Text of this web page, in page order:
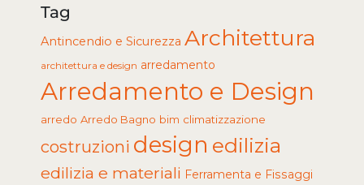
Tag
Antincendio e Sicurezza Architettura
architettura e design arredamento
Arredamento e Design
arredo Arredo Bagno bim climatizzazione
costruzioni design edilizia
edilizia e materiali Ferramenta e Fissaggi